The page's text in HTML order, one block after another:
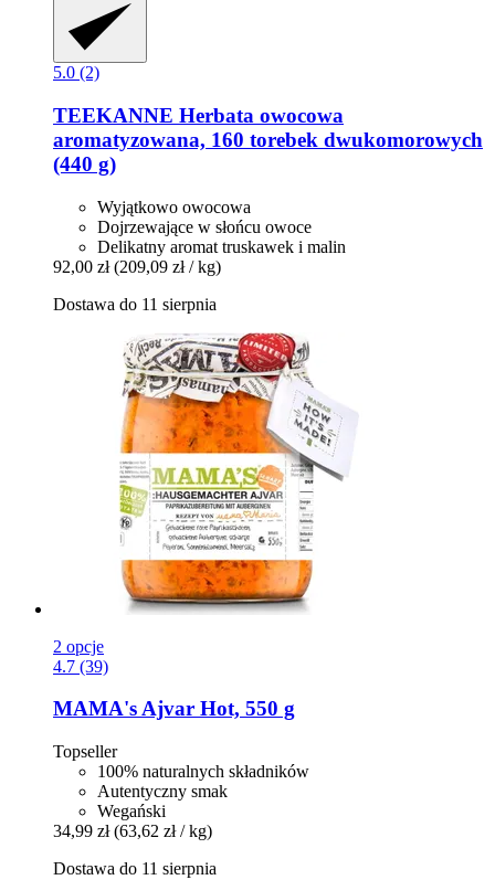
5.0 (2)
TEEKANNE Herbata owocowa
aromatyzowana, 160 torebek dwukomorowych
(440 g)
Wyjątkowo owocowa
Dojrzewające w słońcu owoce
Delikatny aromat truskawek i malin
92,00 zł (209,09 zł / kg)
Dostawa do 11 sierpnia
2 opcje
4.7 (39)
MAMA'sAjvar Hot, 550 g
Topseller
100% naturalnych składników
Autentyczny smak
Wegański
34,99 zł (63,62 zł / kg)
Dostawa do 11 sierpnia